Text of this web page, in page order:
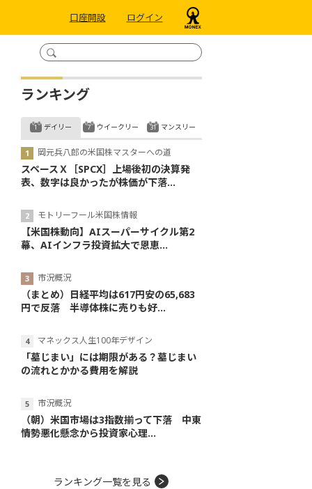
口座開設 ログイン
ランキング
デイリー
岡元兵八郎の米国株マスターへの道
スペースＸ［SPCX］上場後初の決算発
表、数字は良かったが株価が下落...
モトリーフール米国株情報
【米国株動向】AIスーパーサイクル第2
幕、AIインフラ投資拡大で恩恵...
市況概況
（まとめ）日経平均は617円安の65,683
円で反落 半導体株に売りも好...
マネックス人生100年デザイン
「墓じまい」には期限がある？墓じまい
の流れとかかる費用を解説
市況概況
（朝）米国市場は3指数揃って下落 中東
情勢悪化懸念から投資家心理...
ウイークリー マンスリー
ランキング一覧を見る